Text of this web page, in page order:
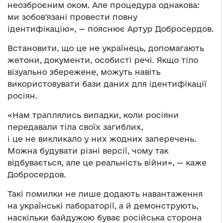
неозброєним оком. Але процедура однакова:
ми зобов’язані провести повну
ідентифікацію», — пояснює Артур Добросердов.
Встановити, що це не українець, допомагають
жетони, документи, особисті речі. Якщо тіло
візуально збережене, можуть навіть
використовувати бази даних для ідентифікації
росіян.
«Нам траплялись випадки, коли росіяни
передавали тіла своїх загиблих,
і це не викликало у них жодних заперечень.
Можна будувати різні версії, чому так
відбувається, але це реальність війни», — каже
Добросердов.
Такі помилки не лише додають навантаження
на українські лабораторії, а й демонструють,
наскільки байдужою буває російська сторона